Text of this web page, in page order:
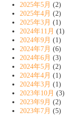
2025年5月 (2)
2025年4月 (2)
2025年3月 (1)
2024年11月 (1)
2024年9月 (1)
2024年7月 (6)
2024年6月 (3)
2024年5月 (2)
2024年4月 (1)
2024年3月 (1)
2023年10月 (3)
2023年9月 (2)
2023年7月 (5)